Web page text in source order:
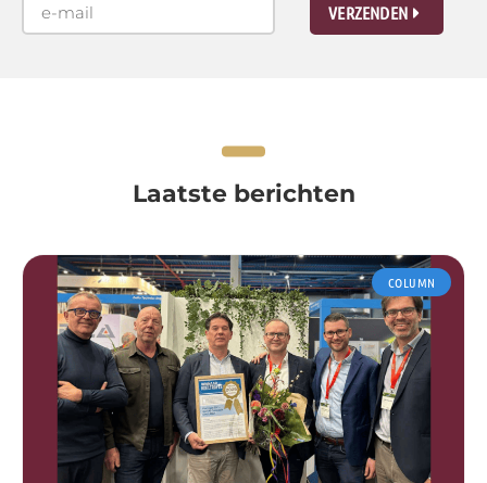
VERZENDEN
Laatste berichten
COLUMN